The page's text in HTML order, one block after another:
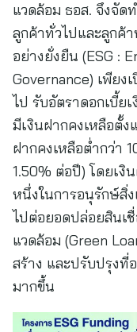
แวดล้อม ธอส. จึงจัด
ลูกค้าทั่วไปและลูกค้
อย่างยั่งยืน (ESG :
Governance) เพีย
ไป รับอัตราดอกเบี้ย
มีเงินฝากคงเหลือตั้
ฝากคงเหลือต่ำกว่า
1.50% ต่อปี) โดยเงิ
หนึ่งในการอนุรักษ์สิ่
ไปต่อยอดปล่อยสินเ
แวดล้อม (Green
สร้าง และปรับปรุง
มากขึ้น